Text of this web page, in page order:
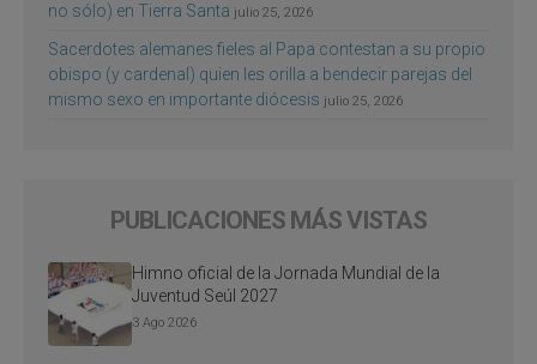
no sólo) en Tierra Santa julio 25, 2026
Sacerdotes alemanes fieles al Papa contestan a su propio
obispo (y cardenal) quien les orilla a bendecir parejas del
mismo sexo en importante diócesis julio 25, 2026
PUBLICACIONES MÁS VISTAS
Himno oficial de la Jornada Mundial de la
Juventud Seúl 2027
3 Ago 2026